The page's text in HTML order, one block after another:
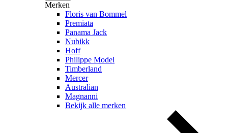
Merken
Floris van Bommel
Premiata
Panama Jack
Nubikk
Hoff
Philippe Model
Timberland
Mercer
Australian
Magnanni
Bekijk alle merken